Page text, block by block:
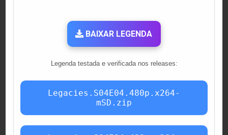
BAIXAR LEGENDA
Legenda testada e verificada nos releases:
Legacies.S04E04.480p.x264-
mSD.zip